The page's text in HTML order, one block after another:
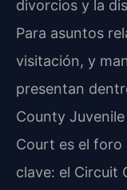
divorcios y la
Para asuntos
visitación, y
presentan
County
Court es el foro
clave: el Circuit